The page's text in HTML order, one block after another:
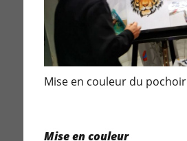
Mise en couleur du pochoir
Mise en couleur